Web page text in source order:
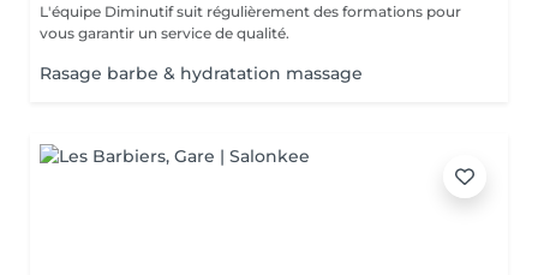
L'équipe Diminutif suit régulièrement des formations pour
vous garantir un service de qualité.
Rasage barbe & hydratation massage